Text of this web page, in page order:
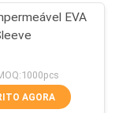
EVA
AGORA